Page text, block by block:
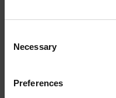
Selection
Necessary
Preferences
“Una Pizza per
appuntamento al